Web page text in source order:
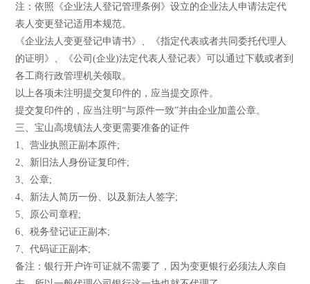
注：依照《企业法人登记管理条例》设立的企业法人申请法定代
表人变更登记适用本规范。
《企业法人变更登记申请书》、《指定代表或者共同委托代理人
的证明》、《公司(企业)法定代表人登记表》可以通过下载或者到
各工商行政管理机关领取。
以上各项未注明提交复印件的，应当提交原件。
提交复印件的，应当注明“与原件一致”并由企业加盖公章。
三、宝山高境镇法人变更需要准备的证件
1、营业执照正副本原件;
2、新旧法人身份证复印件;
3、公章;
4、新法人简历一份、以及新法人签字;
5、原公司章程;
6、税务登记证正副本;
7、代码证正副本;
备注：银行开户许可证就不需要了，因为变更银行必须法人亲自